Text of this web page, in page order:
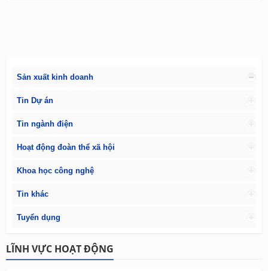
Sản xuất kinh doanh
Tin Dự án
Tin ngành điện
Hoạt động đoàn thể xã hội
Khoa học công nghệ
Tin khác
Tuyển dụng
LĨNH VỰC HOẠT ĐỘNG